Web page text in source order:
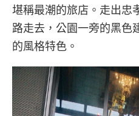
堪稱最潮的旅店。走出忠
路走去，公園一旁的黑色
的風格特色。